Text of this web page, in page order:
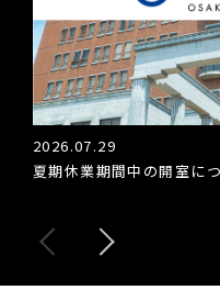
2026.07.29
夏期休業期間中の開室につ